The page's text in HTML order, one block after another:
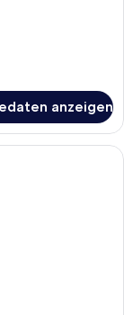
anzeigen
Hotelzimmer mit